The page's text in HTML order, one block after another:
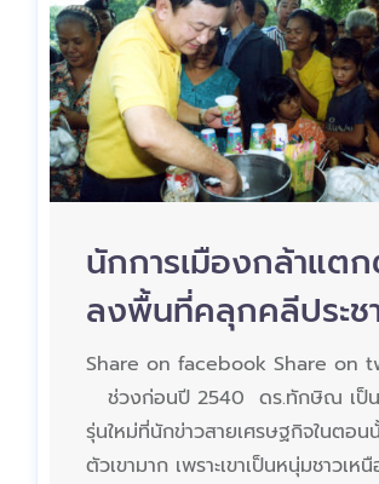
นักการเมืองกล้าแต
ลงพื้นที่คลุกคลีประช
Share on facebook Share
ช่วงก่อนปี 2540 ดร.ทักษิณ เป็
รุ่นใหม่ที่นักข่าวสายเศรษฐกิจในตอน
ตัวเขามาก เพราะเขาเป็นหนุ่มชาวเ